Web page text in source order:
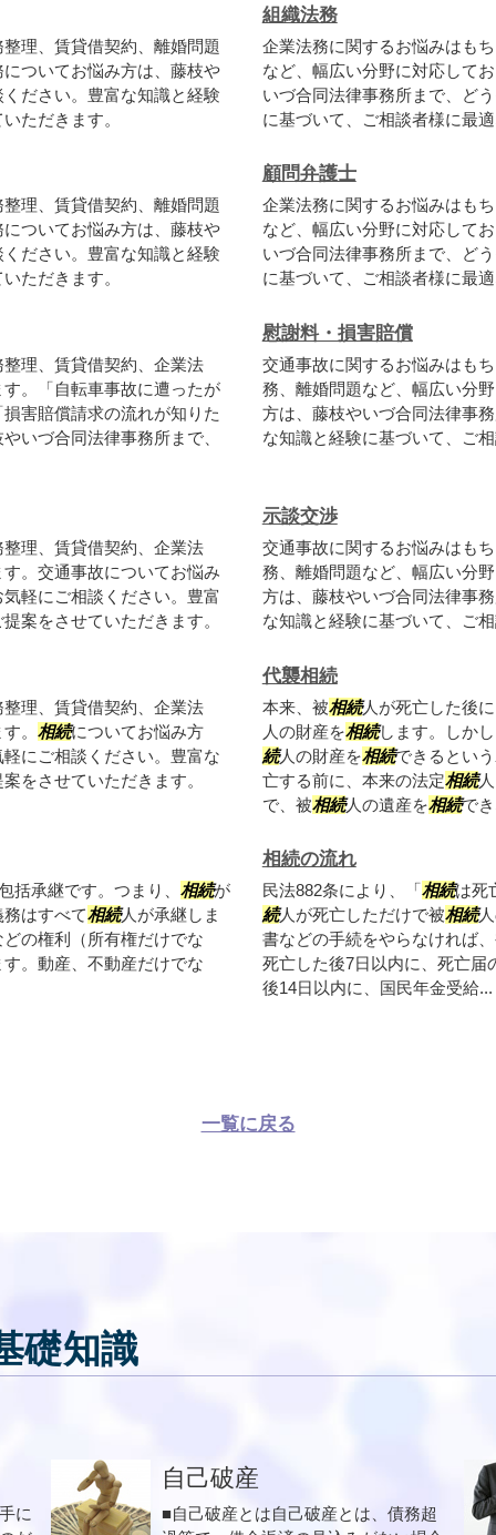
整理、賃貸借契約、離婚問題
ついてお悩み方は、藤枝や
ださい。豊富な知識と経験
ただきます。
組織法務
企業法務に関するお悩みはも
など、幅広い分野に対応して
いづ合同法律事務所まで、ど
に基づいて、ご相談者様に最
整理、賃貸借契約、離婚問題
ついてお悩み方は、藤枝や
ださい。豊富な知識と経験
ただきます。
顧問弁護士
企業法務に関するお悩みはも
など、幅広い分野に対応して
いづ合同法律事務所まで、ど
に基づいて、ご相談者様に最
整理、賃貸借契約、企業法
。「自転車事故に遭ったが
害賠償請求の流れが知りた
いづ合同法律事務所まで、
慰謝料・損害賠償
交通事故に関するお悩みはも
務、離婚問題など、幅広い分
方は、藤枝やいづ合同法律事
な知識と経験に基づいて、ご
整理、賃貸借契約、企業法
。交通事故についてお悩み
軽にご相談ください。豊富
案をさせていただきます。
示談交渉
交通事故に関するお悩みはも
務、離婚問題など、幅広い分
方は、藤枝やいづ合同法律事
な知識と経験に基づいて、ご
理、賃貸借契約、企業法
。 相続についてお悩み方
にご相談ください。豊富な
をさせていただきます。
代襲相続
本来、被相続人が死亡した後
人の財産を相続します。しか
続人の財産を相続できるとい
亡する前に、本来の法定相続
で、被相続人の遺産を相続で
括承継です。つまり、 相続が
はすべて相続人が承継しま
の権利（所有権だけでな
す。動産、不動産だけでな
相続の流れ
民法882条により、「相続は死
続人が死亡しただけで被相続
書などの手続をやらなければ
死亡した後7日以内に、死亡届
後14日以内に、国民年金受給...
一覧に戻る
礎知識
に
自己破産
■自己破産とは自己破産とは、債務超